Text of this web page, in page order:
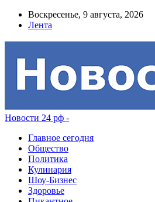
Воскресенье, 9 августа, 2026
Лента
Новости 24 рф -
Главное сегодня
Общество
Политика
Кулинария
Шоу-Бизнес
Здоровье